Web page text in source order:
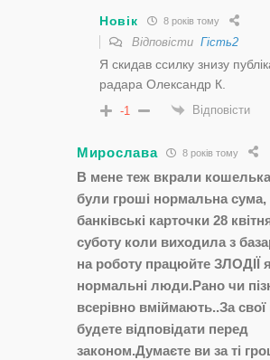
Новік 8 років тому
Відповісти Гість2
Я скидав ссилку знизу
радара Олександр К.
-1 Відповісти
Мирослава 8 років тому
В мене теж вкрали
були гроші нормальна сума,
банківські карточки 28
суботу коли виходила з
на роботу працюйте ЗЛОДІЇ
нормальні люди.Рано чи
всерівно вміймають..За
будете відповідати перед
законом.Думаєте ви за ті